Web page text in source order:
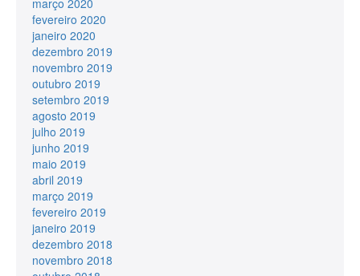
março 2020
fevereiro 2020
janeiro 2020
dezembro 2019
novembro 2019
outubro 2019
setembro 2019
agosto 2019
julho 2019
junho 2019
maio 2019
abril 2019
março 2019
fevereiro 2019
janeiro 2019
dezembro 2018
novembro 2018